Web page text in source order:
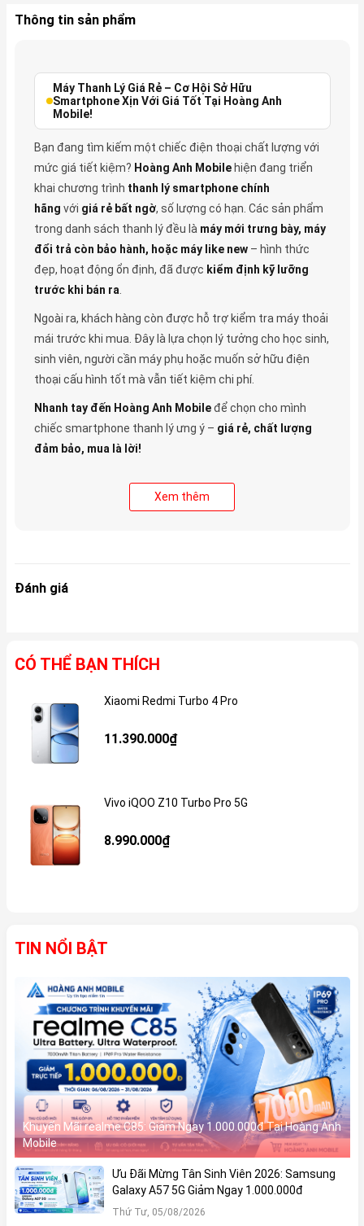
Thông tin sản phẩm
Máy Thanh Lý Giá Rẻ – Cơ Hội Sở Hữu
Smartphone Xịn Với Giá Tốt Tại Hoàng Anh
Mobile!
Bạn đang tìm kiếm một chiếc điện thoại chất lượng với
mức giá tiết kiệm? Hoàng Anh Mobilehiện đang triển
khai chương trình thanh lý smartphone chính
hãng với giá rẻ bất ngờ, số lượng có hạn. Các sản phẩm
trong danh sách thanh lý đều là máy mới trưng bày, máy
đổi trả còn bảo hành, hoặc máy like new– hình thức
đẹp, hoạt động ổn định, đã được kiểm định kỹ lưỡng
trước khi bán ra
Ngoài ra, khách hàng còn được hỗ trợ kiểm tra máy thoải
mái trước khi mua. Đây là lựa chọn lý tưởng cho học sinh,
sinh viên, người cần máy phụ hoặc muốn sở hữu điện
thoại cấu hình tốt mà vẫn tiết kiệm chi phí.
Nhanh tay đến Hoàng Anh Mobileđể chọn cho mình
chiếc smartphone thanh lý ưng ý – giá rẻ, chất lượng
đảm bảo, mua là lời!
Xem thêm
Đánh giá
CÓ THỂ BẠN THÍCH
Xiaomi Redmi Turbo 4 Pro
11.390.000₫
Vivo iQOO Z10 Turbo Pro 5G
8.990.000₫
TIN NỔI BẬT
Khuyến Mãi realme C85: Giảm Ngay 1.000.000đ Tại Hoàng Anh
Mobile
Ưu Đãi Mừng Tân Sinh Viên 2026: Samsung
Galaxy A57 5G Giảm Ngay 1.000.000đ
Thứ Tư, 05/08/2026